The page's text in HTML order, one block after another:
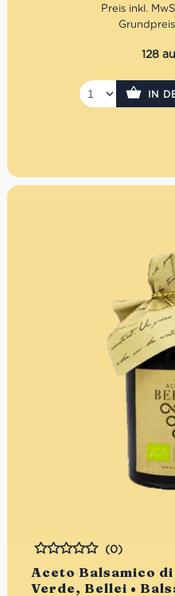
128
IN
Aceto Balsamico
Verde, Bellei •
Bewertet
(0)